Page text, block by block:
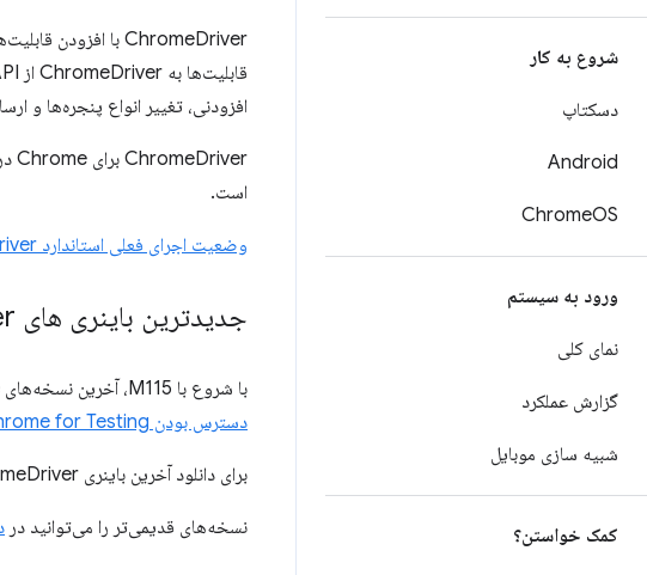
شروع به کار
دسکتاپ
Android
ChromeOS
ورود به سیستم
نمای کلی
گزارش عملکرد
شبیه سازی موبایل
کمک خواستن؟
ChromeDriver با افزودن قابلیت‌های خاص Chromium، Webdriver را گسترش می‌دهد. از شی
افزودنی، تغییر انواع پنجره‌ها و
است.
وضعیت اجرای فعلی استاندارد WebDriver را
جدیدترین باینری های Chrome
با شروع با M115، آخرین نسخه‌های Chrome و ChromeDriver در هر کانال انتشار (Stable، Beta، Dev، Canary) در
دسترس بودن Chrome for Testing
برای دانلود آخرین باینری ChromeDriver، می‌توانید
نسخه‌های قدیمی‌تر را می‌توانید در